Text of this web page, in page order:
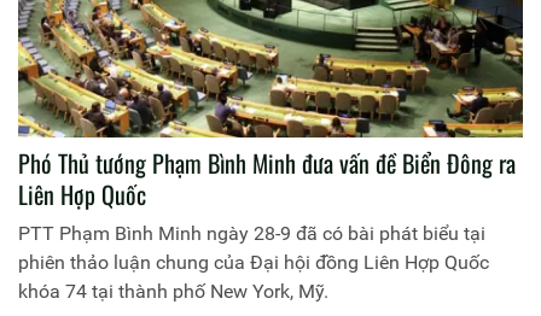
Phó Thủ tướng Phạm Bình Minh đưa vấn đề Biển Đông ra
Liên Hợp Quốc
PTT Phạm Bình Minh ngày 28-9 đã có bài phát biểu tại
phiên thảo luận chung của Đại hội đồng Liên Hợp Quốc
khóa 74 tại thành phố New York, Mỹ.